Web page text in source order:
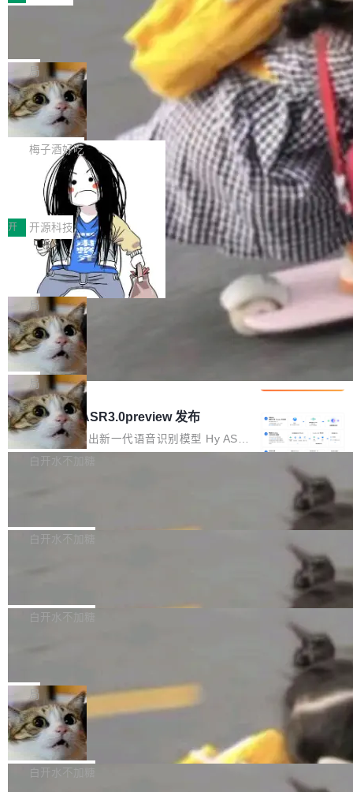
件。 腾讯网平团队在UCL-MPComm中实现了一
个独立于业务线程的全局通信引擎（Engine），
型或企业内部部署模型提升研发效率。但随着 AI
Coding 从个人辅助工具逐步走向团队级、组织
级应用，企业在规模化落地过程中，对安全性、
可控性和代码质量提出了更高要求。 首先是数据
安全与合规要求。对于大多数普通研发场景，公
有云模型能够满足快速试用和效率提升的需求。
但对于金融、能源、医疗等对数据安全要求较...
各领域的应用成果，覆盖技术底座、行业赋能、
产品应用、支撑保障、专题等五大方向。深信服
AI算力网关（AI创新平台）成功入选！ 随着各行
各业的Agent走向规模化建设，算力构成形态逐
渐丰富，用户关注的重点也在发生变化：不只是
让AI用起来，还要进一步看清混合算力时代下，
Token花在哪里、算力是否被充分利用，以及持
续增长的AI成本该如何优化。 深信服AI算力网关
正是围绕这些实际问题，从Token治理和成本治
理两个方面，让用户的每一份算力都看得清、管
得住、用得稳、省得下、更安全！ 一、从现在开
始，Token使用一目...
Jeff Dean 离开 Google：一个时代的结
束，一个实验室的开始
Google 员工编号 20。MapReduce 作者之一。
Bigtable 作者之一。TensorFlow 的作者之一。
Gemini 的架构师。Google 首席科学家。 Jeff D
ean 在 Google 工作了 27 年后，宣布离职。 他
不是一个人走。一同离开的还有 Sanjay Ghema
wat（Google 员工编号 23，Jeff Dean 二十多
年的编程搭档，MapReduce 和 Bigtable 的共同
作者）、Quoc Le（Google 大脑核心成员，Se
q2Seq 和 DocAI 的共同发明人）以及 Oriol Vin
yals（Gemini 联合负责人，AlphaSta...
局
🔥 SolonCode v2026.8.4 发布：界面
字体可调、22 种语言、记忆搜索增强
打开终端就能上岗的全中文编码智能体，这一轮
把「看得清、用母语、记得住」三件事一次补
齐。 SolonCode 是什么 SolonCode 是杭州无
耳科技研发的企业级终端编码智能体——一位全
中文驱动的数字员工，自主理解需求、规划步
骤、编写代码。不挑模型、不挑平台，curl 一行
装完即用。 开源地址：Gitee · GitCode · GitHu
b 安装 支持 Java 8+（8~26）、macOS / Linu
x / Windows / Harmony PC。 # macOS / Linu
x / Harmony PC curl -fsSL https://solon.noea
r.org/solon...
梅子酒好吃
让“代码语义理解”深度释放AI Coding
价值潜能：华为云码道（CodeArts）
代码仓技术解析
一、代码仓深度理解技术的作用与价值 在软件工
程实践中，代码仓是企业核心知识资产的主要载
体。企业级代码仓库通常包含数十万乃至数百万
个文件，其规模远超单次模型调用可承载的上下
文窗口。随着项目规模的持续扩张与代码历史的
不断累积，代码仓中的模块关系、接口契约、业
务逻辑等关键信息往往分散于数十乃至数百个文
件之中，形成高度复杂的知识关联网络。传统的
代码检索手段（如关键词匹配、目录遍历）仅能
在语法层面完成文本定位，难以触及代码的语义
内涵与结构关联，导致开发者使用代码智能体在
理解大规模代码仓时面临显著"代码仓理解"瓶
颈。 代码仓深度理解服务（以下简称" CodeBas
e深度理解服务"）是华为云码道（CodeA...
开 开源科技
一条“删库”命令跑 17 小时，算法工程
师删光 89TB 数据只为干私活
最高人民检察院8月4日公布了一起案件：北京一
名90后算法工程师王某，为了给自己接的私活腾
服务器空间，删光了公司AI游戏部门的全部核心
数据。 王某2024年1月入职东城区某科技公司AI
短剧部门，有互联网大厂背景。在公司内部架构
调整期间，部门三次通知全员将数据从A集群迁
移到B集群，王某都回复了"收到"。 他没有迁移
数据。2024年9月3日下午4点，他使用此前登录
的账号密码进入A集群，输入了一条被程序员圈
称为"删库跑路"的命令——最高管理员权限、无
自研的多个文生3D和...
局
Cloudflare 分享推理优化实践：KV ca
che 量化 + 权重压缩，吞吐量提升 4
1%，成本降 30%
Kimi 和 GLM 是当前最强的大模型系列之一，但
它们有一个共同的问题：太吃显存了。月之暗面
的 Kimi K 系列和智谱的 GLM 都是长上下文、M
oE 架构的大模型，好用到让人上瘾，但 GPU 显
存永远不够用。 Cloudflare 的 Workers AI 团队
一直在跑这些模型的推理。他们在官方博客上发
整性保护。效果是：吞吐量提升 41%，每 token
局
腾讯混元 Hy ASR3.0preview 发布
腾讯混元正式推出新一代语音识别模型 Hy ASR
3.0preview。基于最新一代大语言模型 Hy3 的
让语音识别不再只是听清，而是真正听懂。通过
w 不要求标准普通话，方言识别覆盖粤语、吴语
白开水不加糖
新和少量网页兼容性修复版本。 Changes/fixe
容提供的字体时出现的几个问题 为避免音频加
质的最低采样率）的音频格式将被拒绝 修复了 C
SS 圆角虚线样式中可能存在的问题 如果表单中
的图像元素不在同一个子树中，则它们将不再关
联 加...
白开水不加糖
发布的 Release Notes，他利用 AI 工具（如 Co
最强的若干项。对于尚未正式发版的 PG 19，则
通过拉取过去一年内（从 PG 18 Beta1 时间点
至今）的所有 commit，同样交由 AI 分析提炼。
经过人工复核，准确度令人满意。这一方法也为
社区爱好者提供了高效跟踪新版本的思路。
白开水不加糖
维护工作一直与我的日常工作、家务、社交生活
和休闲娱乐竞争时间。" 这是 libexpat 维护者 S
ebastian Pipping 写在博客里的话。8 月 4 日，
他宣布了一个新消息：从 2026 年 8 月 1 日起，
他可以全职维护 libexpat 了，最长 6 个月。发
局
Firefox 153.0.3 发布
Firefox 153.0.3 现已发布，具体更新内容如
下： New Smart Window 包含多项增强功能：
白开水不加糖